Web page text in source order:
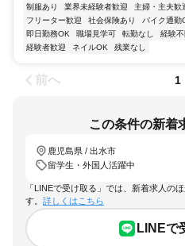
制服あり 業界未経験者歓迎 主婦・主夫歓
フリーター歓迎
社会保険あり バイク通勤
即日勤務OK
職場見学可 転勤なし 経験不
経験者歓迎
ネイルOK 残業なし
前へ 1
この条件の新着
鹿児島県 / 出水市
留学生・外国人活躍中
「LINEで受け取る」では、新着求人の
す。 詳しくはこちら
LINEで